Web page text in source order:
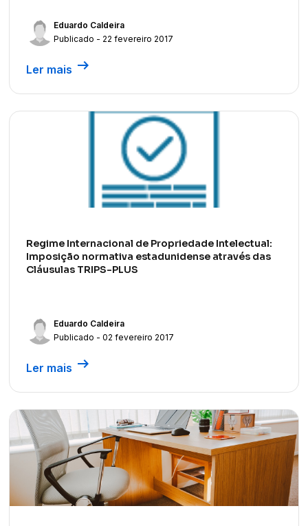
Eduardo Caldeira
Publicado - 22 fevereiro 2017
Ler mais arrow_right_alt
Regime Internacional de Propriedade Intelectual:
Imposição normativa estadunidense através das
Cláusulas TRIPS-PLUS
Eduardo Caldeira
Publicado - 02 fevereiro 2017
Ler mais arrow_right_alt